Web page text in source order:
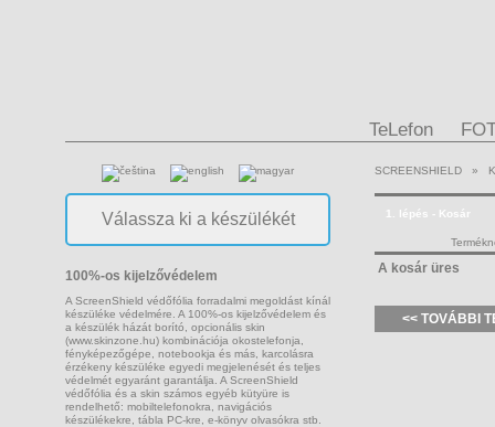
TeLefon
100%-os kijelzővédelem
A ScreenShield védőfólia forradalmi megoldást kínál
készüléke védelmére. A 100%-os kijelzővédelem és
a készülék házát borító, opcionális skin
(www.skinzone.hu) kombinációja okostelefonja,
fényképezőgépe, notebookja és más, karcolásra
érzékeny készüléke egyedi megjelenését és teljes
védelmét egyaránt garantálja. A ScreenShield
védőfólia és a skin számos egyéb kütyüre is
rendelhető: mobiltelefonokra, navigációs
készülékekre, tábla PC-kre, e-könyv olvasókra stb.
SCREENSHIELD »
1. lépés - Kosár
A kosár üres
<< TOVÁBBI